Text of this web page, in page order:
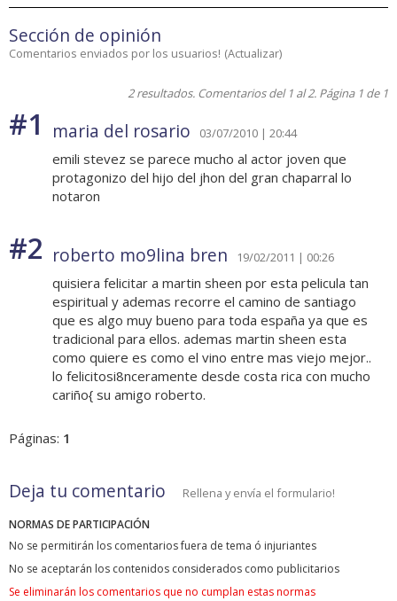
Sección de opinión
Comentarios enviados por los usuarios! (Actualizar)
2 resultados. Comentarios del 1 al 2. Página 1 de 1
#1 maria del rosario 03/07/2010 | 20:44
emili stevez se parece mucho al actor joven que
protagonizo del hijo del jhon del gran chaparral lo
notaron
#2 roberto mo9lina bren 19/02/2011 | 00:26
quisiera felicitar a martin sheen por esta pelicula tan
espiritual y ademas recorre el camino de santiago
que es algo muy bueno para toda españa ya que es
tradicional para ellos. ademas martin sheen esta
como quiere es como el vino entre mas viejo mejor..
lo felicitosi8nceramente desde costa rica con mucho
cariño{ su amigo roberto.
Páginas: 1
Deja tu comentario Rellena y envía el formulario!
NORMAS DE PARTICIPACIÓN
No se permitirán los comentarios fuera de tema ó injuriantes
No se aceptarán los contenidos considerados como publicitarios
Se eliminarán los comentarios que no cumplan estas normas